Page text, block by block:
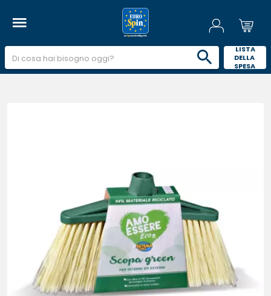
LISTA
DELLA
SPESA